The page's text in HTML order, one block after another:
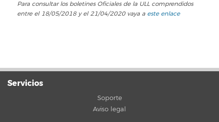
Para consultar los boletines Oficiales de la ULL comprendidos
entre el 18/05/2018 y el 21/04/2020 vaya a este enlace
Servicios
Soporte
Aviso legal